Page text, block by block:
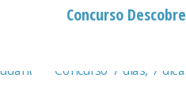
Concurso Descobre